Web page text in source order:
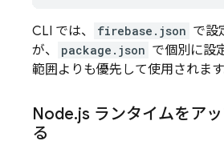
CLI では、 firebase.json で設
が、
package.json で個別に設
範囲よりも優先して使用されます
Node.js ランタイムをア
る